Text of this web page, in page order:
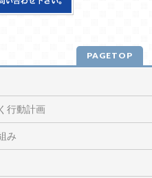
PAGETOP
行動計画
み